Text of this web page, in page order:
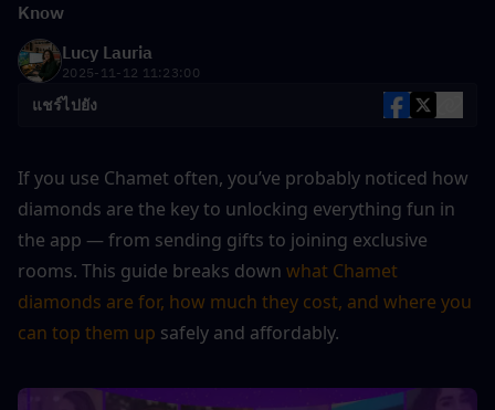
Know
Lucy Lauria
2025-11-12 11:23:00
แชร์ไปยัง
If you use Chamet often, you’ve probably noticed how
diamonds are the key to unlocking everything fun in
the app — from sending gifts to joining exclusive
rooms. This guide breaks down what Chamet
diamonds are for, how much they cost, and where you
can top them up safely and affordably.